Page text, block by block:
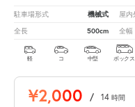
駐車場形式 機械式 屋内
全長 500cm 全幅
軽 コ 中型 ボックス
¥2,000 / 14 時間